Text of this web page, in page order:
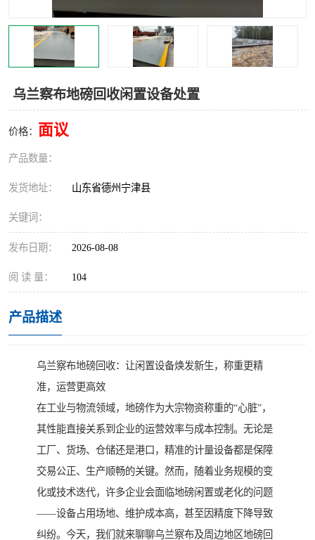
乌兰察布地磅回收闲置设备处置
价格： 面议
产品数量：
发货地址： 山东省德州宁津县
关键词：
发布日期： 2026-08-08
阅 读 量： 104
产品描述
乌兰察布地磅回收：让闲置设备焕发新生，称重更精
准，运营更高效
在工业与物流领域，地磅作为大宗物资称重的“心脏”，
其性能直接关系到企业的运营效率与成本控制。无论是
工厂、货场、仓储还是港口，精准的计量设备都是保障
交易公正、生产顺畅的关键。然而，随着业务规模的变
化或技术迭代，许多企业会面临地磅闲置或老化的问题
——设备占用场地、维护成本高，甚至因精度下降导致
纠纷。今天，我们就来聊聊乌兰察布及周边地区地磅回
塑料撕碎机